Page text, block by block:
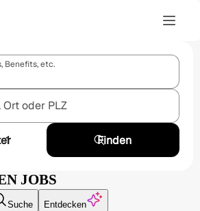
Benefits, etc.
oder PLZ
1 Finden
JOBS
Suche Entdecken